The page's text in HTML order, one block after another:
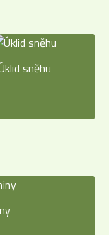
sněhu